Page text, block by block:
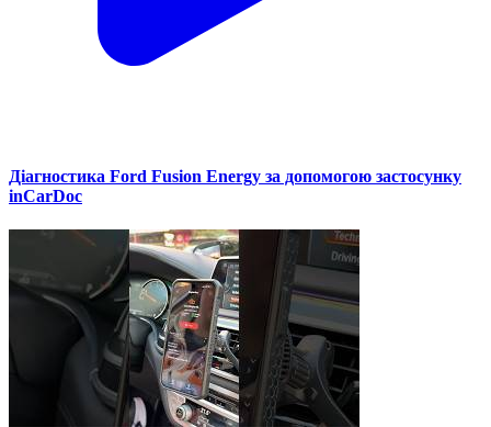
Діагностика Ford Fusion Energy за допомогою застосунку
inCarDoc